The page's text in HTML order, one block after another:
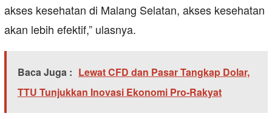
akses kesehatan di Malang Selatan, akses kesehatan
akan lebih efektif,” ulasnya.
Baca Juga : Lewat CFD dan Pasar Tangkap Dolar,
TTU Tunjukkan Inovasi Ekonomi Pro-Rakyat